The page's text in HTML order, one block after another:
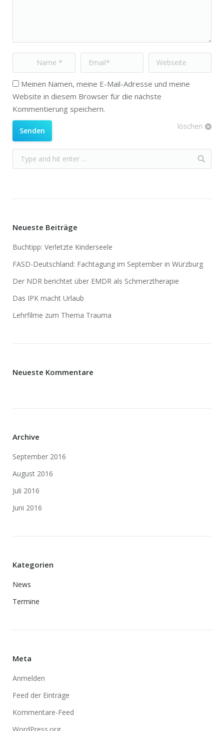
Name * Email * Webseite
Meinen Namen, meine E-Mail-Adresse und meine
Website in diesem Browser für die nächste
Kommentierung speichern.
löschen
Senden
Neueste Beiträge
Buchtipp: Verletzte Kinderseele
FASD-Deutschland: Fachtagung im September in Würzburg
Der NDR berichtet über EMDR als Schmerztherapie
Das IPK macht Urlaub
Lehrfilme zum Thema Trauma
Neueste Kommentare
Archive
September 2016
August 2016
Juli 2016
Juni 2016
Kategorien
News
Termine
Meta
Anmelden
Feed der Einträge
Kommentare-Feed